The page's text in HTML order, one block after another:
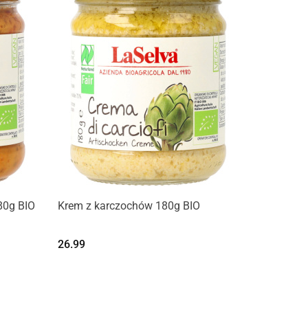
BIO Produkt niedostępny
Krem z karczochów 180g BIO
26.99